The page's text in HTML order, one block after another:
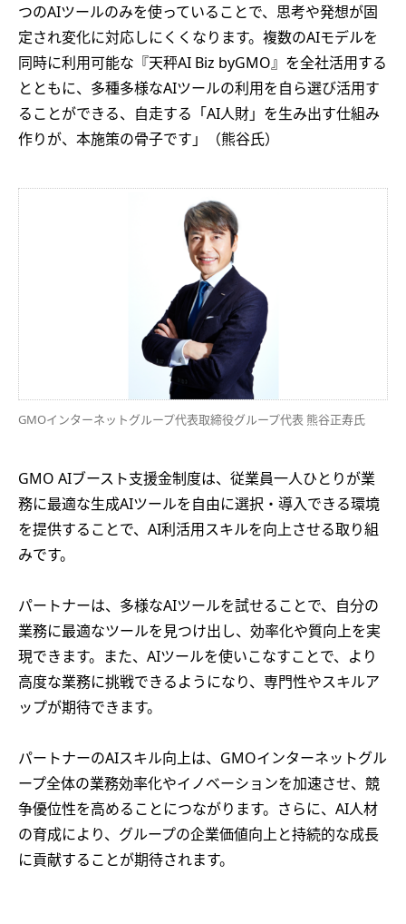
つのAIツールのみを使っていることで、思考や発想が固
定され変化に対応しにくくなります。複数のAIモデルを
同時に利用可能な『天秤AI Biz byGMO』を全社活用する
とともに、多種多様なAIツールの利用を自ら選び活用す
ることができる、自走する「AI人財」を生み出す仕組み
作りが、本施策の骨子です」（熊谷氏）
GMOインターネットグループ代表取締役グループ代表 熊谷正寿氏
GMO AIブースト支援金制度は、従業員一人ひとりが業
務に最適な生成AIツールを自由に選択・導入できる環境
を提供することで、AI利活用スキルを向上させる取り組
みです。
パートナーは、多様なAIツールを試せることで、自分の
業務に最適なツールを見つけ出し、効率化や質向上を実
現できます。また、AIツールを使いこなすことで、より
高度な業務に挑戦できるようになり、専門性やスキルア
ップが期待できます。
パートナーのAIスキル向上は、GMOインターネットグル
ープ全体の業務効率化やイノベーションを加速させ、競
争優位性を高めることにつながります。さらに、AI人材
の育成により、グループの企業価値向上と持続的な成長
に貢献することが期待されます。